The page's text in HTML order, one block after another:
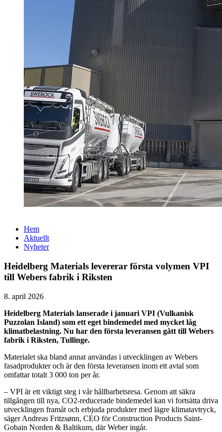
Hem
Aktuellt
Nyheter
Heidelberg Materials levererar första volymen VPI
till Webers fabrik i Riksten
8. april 2026
Heidelberg Materials lanserade i januari VPI (Vulkanisk
Puzzolan Island) som ett eget bindemedel med mycket låg
klimatbelastning. Nu har den första leveransen gått till Webers
fabrik i Riksten, Tullinge.
Materialet ska bland annat användas i utvecklingen av Webers
fasadprodukter och är den första leveransen inom ett avtal som
omfattar totalt 3 000 ton per år.
– VPI är ett viktigt steg i vår hållbarhetsresa. Genom att säkra
tillgången till nya, CO2-reducerade bindemedel kan vi fortsätta driva
utvecklingen framåt och erbjuda produkter med lägre klimatavtryck,
säger Andreas Fritzsønn, CEO för Construction Products Saint-
Gobain Norden & Baltikum, där Weber ingår.